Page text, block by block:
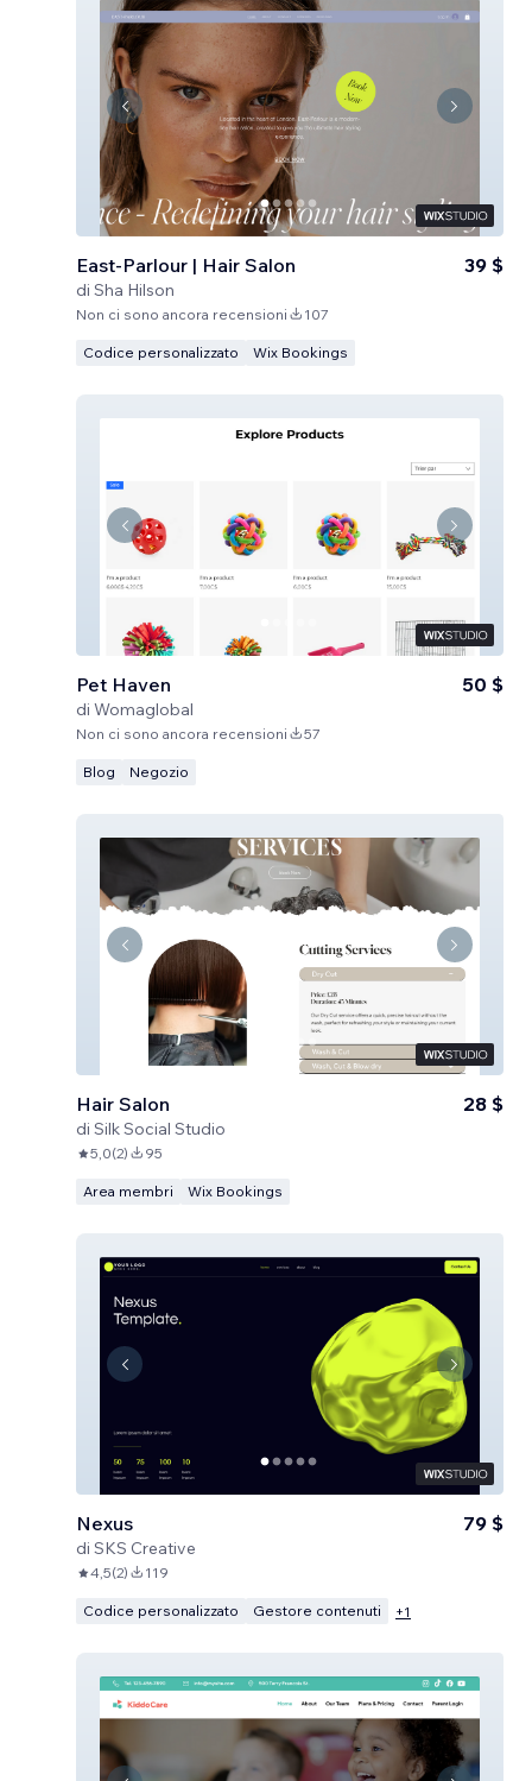
East-Parlour | Hair Salon
di Sha Hilson
39 $
Non ci sono ancora recensioni 107
Codice personalizzato Wix Bookings
Pet Haven
di Womaglobal
50 $
Non ci sono ancora recensioni 57
Blog Negozio
Hair Salon
di Silk Social Studio
28 $
5,0(2) 95
Area membri Wix Bookings
Nexus
di SKS Creative
79 $
4,5(2) 119
Codice personalizzato Gestore contenuti +1